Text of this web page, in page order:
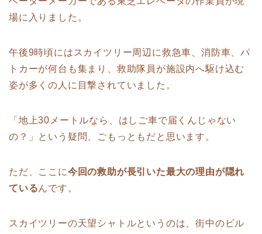
場に入りました。
午後9時頃にはスカイツリー周辺に救急車、消防車、パ
トカーが何台も集まり、救助隊員が施設内へ駆け込む
姿が多くの人に目撃されていました。
「地上30メートルなら、はしご車で届くんじゃない
の？」という疑問、ごもっともだと思います。
ただ、ここに今回の救助が長引いた最大の理由が隠れ
ているんです。
スカイツリーの天望シャトルというのは、街中のビル